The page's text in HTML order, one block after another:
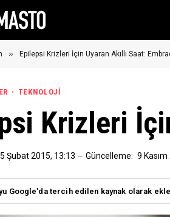
» Epilepsi Krizleri İçin Uyaran Akıllı Saat:
TEKNOLOJI
Krizleri
5 Şubat 2015, 13:13 Güncelleme: 9
Google'da tercih edilen kaynak olarak